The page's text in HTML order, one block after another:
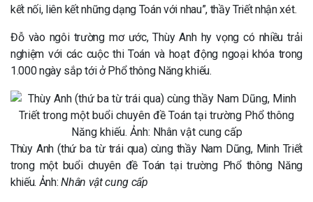
kết nối, liên kết những dạng Toán với nhau”, thầy Triết nhận xét.
Đỗ vào ngôi trường mơ ước, Thùy Anh hy vọng có nhiều trải
nghiệm với các cuộc thi Toán và hoạt động ngoại khóa trong
1.000 ngày sắp tới ở Phổ thông Năng khiếu.
Thùy Anh (thứ ba từ trái qua) cùng thầy Nam Dũng, Minh Triết
trong một buổi chuyên đề Toán tại trường Phổ thông Năng
khiếu. Ảnh:Nhân vật cung cấp